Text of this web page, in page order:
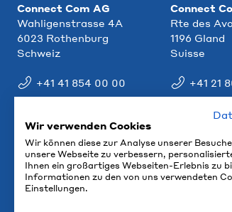
Connect Com AG
Wahligenstrasse 4A
6023 Rothenburg
Schweiz
+41 41 854 00 00
Connect
Rte des
1196 Gland
Suisse
+41 21
Wir verwenden Cookies
Wir können diese zur Analyse unserer
unsere Webseite zu verbessern,
Ihnen ein großartiges Webseiten-Erlebnis zu
Informationen zu den von uns verwendeten
Einstellungen.